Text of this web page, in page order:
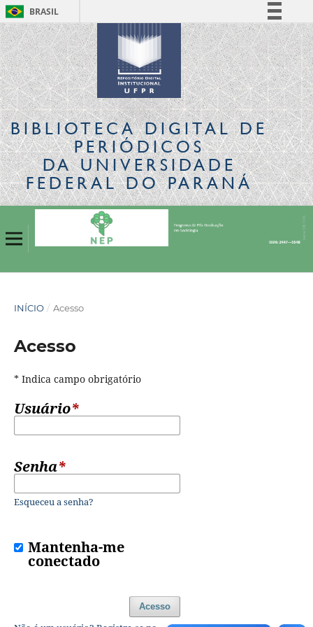
BRASIL
Simplifique!
Comunica BR
Participe
Acesso à informação
Legislação
Canais
BIBLIOTECA DIGITALDE
PERIÓDICOS
DA UNIVERSIDADE
FEDERAL DO PARANÁ
INÍCIO / Acesso
Acesso
* Indica campo obrigatório
Usuário*
Senha*
Esqueceu a senha?
Mantenha-me
conectado
Acesso